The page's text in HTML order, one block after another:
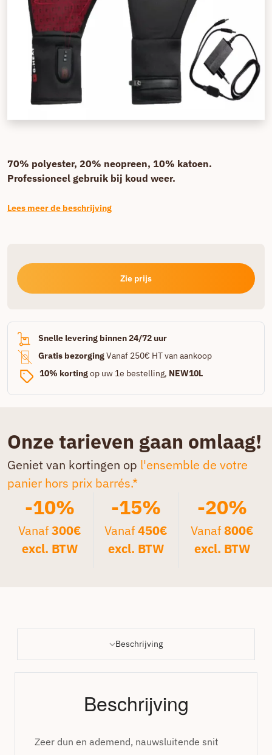
70% polyester, 20% neopreen, 10% katoen.
Professioneel gebruik bij koud weer.
Lees meer de beschrijving
Zie prijs
Snelle levering binnen 24/72 uur
Gratis bezorgingVanaf 250€ HT van aankoop
10% kortingop uw 1e bestelling, NEW10L
Onze tarieven gaan omlaag!
Geniet van kortingen op l'ensemble de votre
panier hors prix barrés.*
-10%
Vanaf300€
excl. BTW
-15%
Vanaf450€
excl. BTW
-20%
Vanaf800€
excl. BTW
Beschrijving
Beschrijving
Zeer dun en ademend, nauwsluitende snit